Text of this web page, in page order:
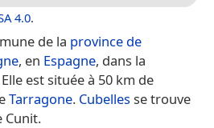
4.0.
de la province de
, en Espagne, dans la
est située à 50 km de
Tarragone. Cubellesse trouve
Cunit.